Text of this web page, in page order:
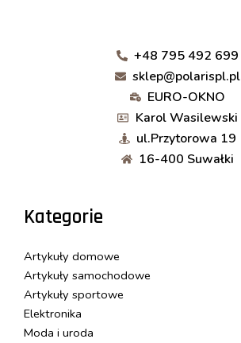
+48 795 492 699
sklep@polarispl.pl
EURO-OKNO
Karol Wasilewski
ul.Przytorowa 19
16-400 Suwałki
Kategorie
Artykuły domowe
Artykuły samochodowe
Artykuły sportowe
Elektronika
Moda i uroda